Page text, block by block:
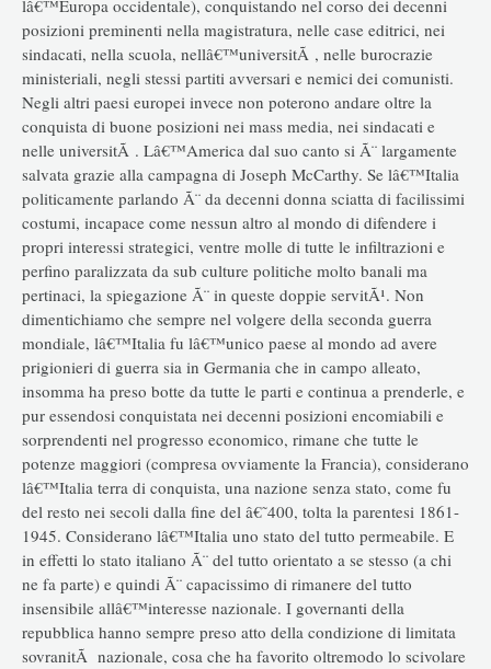
lâ€™Europa occidentale), conquistando nel corso dei decenni
posizioni preminenti nella magistratura, nelle case editrici, nei
sindacati, nella scuola, nellâ€™universitÃ , nelle burocrazie
ministeriali, negli stessi partiti avversari e nemici dei comunisti.
Negli altri paesi europei invece non poterono andare oltre la
conquista di buone posizioni nei mass media, nei sindacati e
nelle universitÃ . Lâ€™America dal suo canto si Ã¨ largamente
salvata grazie alla campagna di Joseph McCarthy. Se lâ€™Italia
politicamente parlando Ã¨ da decenni donna sciatta di facilissimi
costumi, incapace come nessun altro al mondo di difendere i
propri interessi strategici, ventre molle di tutte le infiltrazioni e
perfino paralizzata da sub culture politiche molto banali ma
pertinaci, la spiegazione Ã¨ in queste doppie servitÃ¹. Non
dimentichiamo che sempre nel volgere della seconda guerra
mondiale, lâ€™Italia fu lâ€™unico paese al mondo ad avere
prigionieri di guerra sia in Germania che in campo alleato,
insomma ha preso botte da tutte le parti e continua a prenderle, e
pur essendosi conquistata nei decenni posizioni encomiabili e
sorprendenti nel progresso economico, rimane che tutte le
potenze maggiori (compresa ovviamente la Francia), considerano
lâ€™Italia terra di conquista, una nazione senza stato, come fu
del resto nei secoli dalla fine del â€˜400, tolta la parentesi 1861-
1945. Considerano lâ€™Italia uno stato del tutto permeabile. E
in effetti lo stato italiano Ã¨ del tutto orientato a se stesso (a chi
ne fa parte) e quindi Ã¨ capacissimo di rimanere del tutto
insensibile allâ€™interesse nazionale. I governanti della
repubblica hanno sempre preso atto della condizione di limitata
sovranitÃ nazionale, cosa che ha favorito oltremodo lo scivolare